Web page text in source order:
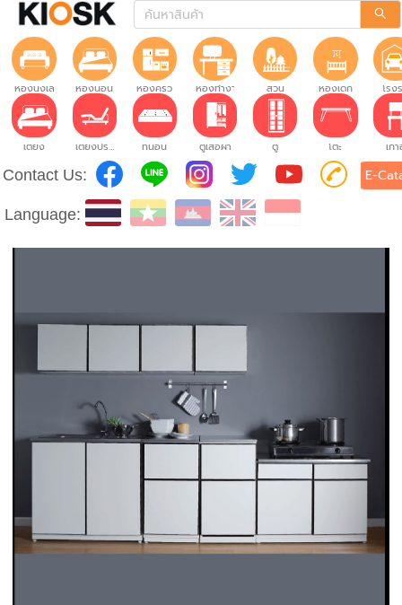
ห้องนั่งเล่น ห้องนอน ห้องครัว ห้องทำงาน สวน ห้องเด็ก โรง
เตียง เตียงปรับระดับ ที่นอน ตู้เสื้อผ้า ตู้ โต๊ะ เก้
Contact Us: E-
Language: